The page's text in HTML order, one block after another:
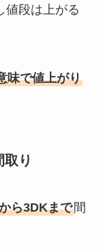
値段は上がる
味で値上がり
り
ら3DKまで間